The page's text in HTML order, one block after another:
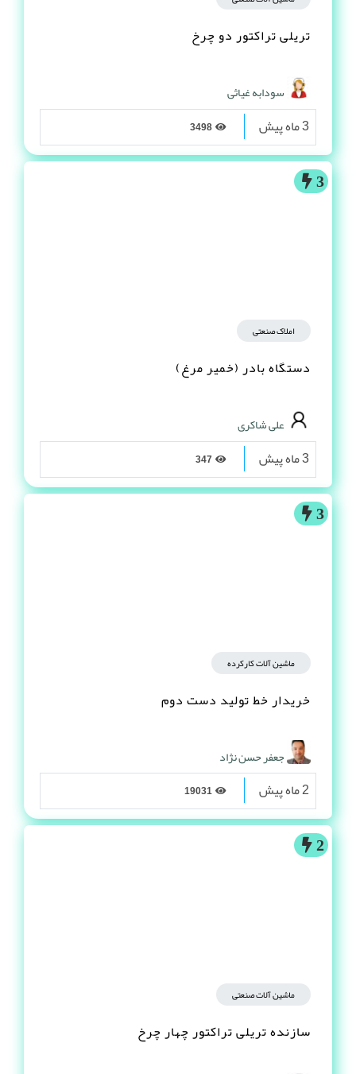
تریلی تراکتور دو چرخ
سودابه غیاثی
3 ماه پیش
3
املاک صنعتی
دستگاه بادر (خمیر مرغ)
علی شاکری
3 ماه پیش
3
ماشین آلات کارکرده
خریدار خط تولید دست دوم
جعفر حسن نژاد
2 ماه پیش
2
ماشین آلات صنعتی
سازنده تریلی تراکتور چهار چرخ